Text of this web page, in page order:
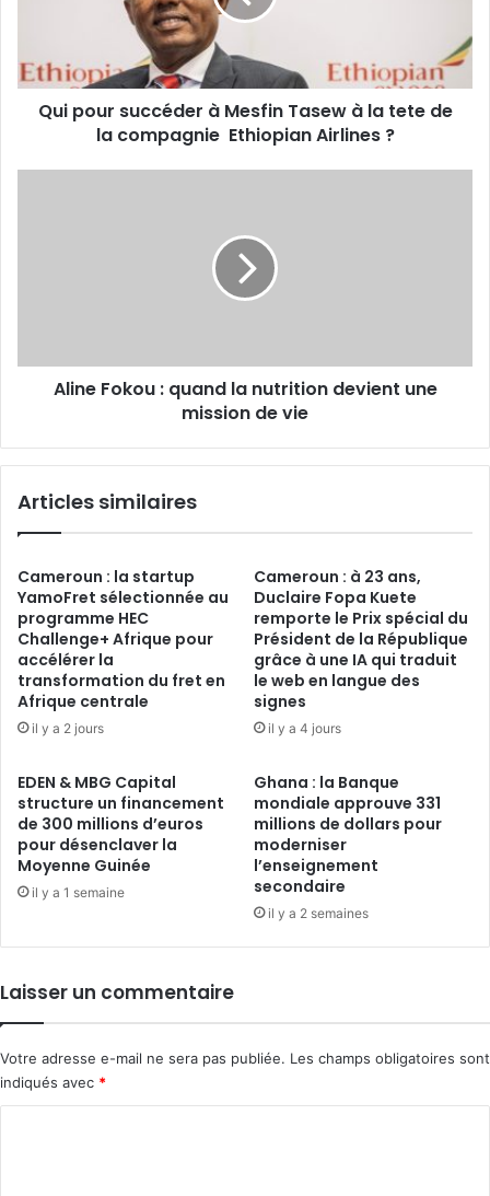
la
tete
Qui pour succéder à Mesfin Tasew à la tete de
la compagnie Ethiopian Airlines ?
mission
Aline Fokou : quand la nutrition devient une
mission de vie
Articles similaires
Cameroun : la startup
YamoFret sélectionnée au
programme HEC
Challenge+ Afrique pour
accélérer la
transformation du fret en
Afrique centrale
il y a 2 jours
Cameroun : à 23 ans,
Duclaire Fopa Kuete
remporte le Prix spécial du
Président de la République
grâce à une IA qui traduit
le web en langue des
signes
il y a 4 jours
EDEN & MBG Capital
structure un financement
de 300 millions d’euros
pour désenclaver la
Moyenne Guinée
il y a 1 semaine
Ghana : la Banque
mondiale approuve 331
millions de dollars pour
moderniser
l’enseignement
secondaire
il y a 2 semaines
Laisser un commentaire
Votre adresse e-mail ne sera pas publiée. Les champs obligatoires sont
indiqués avec *